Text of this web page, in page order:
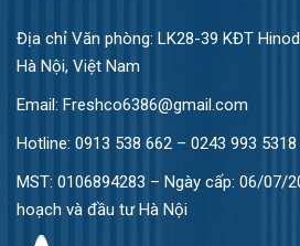
Địa chỉ Văn phòng: LK28-39 KĐT
Hà Nội, Việt Nam
Email: Freshco6386@gmail.com
Hotline: 0913 538 662 – 0243 993 5318
MST: 0106894283 – Ngày cấp: 06/07/
hoạch và đầu tư Hà Nội